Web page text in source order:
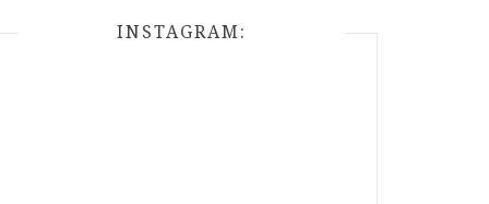
INSTAGRAM: